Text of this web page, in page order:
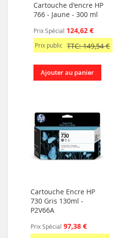
Cartouche d'encre HP
766 - Jaune - 300 ml
Prix Spécial 124,62 €
Prix public TTC: 149,54 €
Ajouter au panier
Cartouche Encre HP
730 Gris 130ml -
P2V66A
Prix Spécial 97,38 €